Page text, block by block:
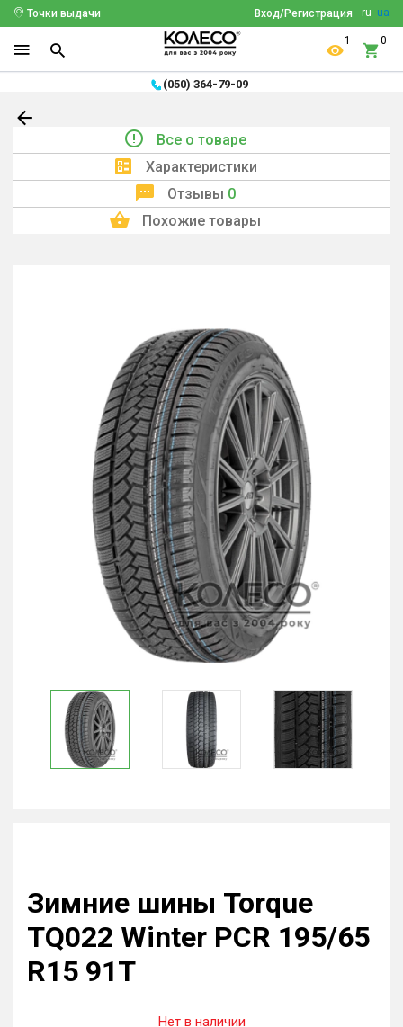
ru ua
Вход/Регистрация
Точки выдачи
1 0
(050) 364-79-09
Все о товаре
Характеристики
Отзывы 0
Похожие товары
Зимние шины Torque
TQ022 Winter PCR 195/65
R15 91T
Нет в наличии